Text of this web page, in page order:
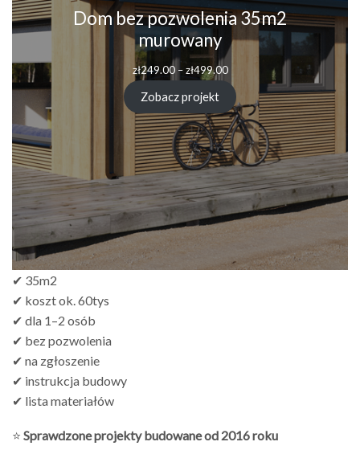
Dom bez pozwolenia 35m2
murowany
zł249.00 – zł499.00Zakres
od
zł249.00
do
zł499.00
Zobacz projekt
✔ 35m2
✔ koszt ok. 60tys
✔ dla 1–2 osób
✔ bez pozwolenia
✔ na zgłoszenie
✔ instrukcja budowy
✔ lista materiałów
⭐ Sprawdzone projekty budowane od 2016 roku